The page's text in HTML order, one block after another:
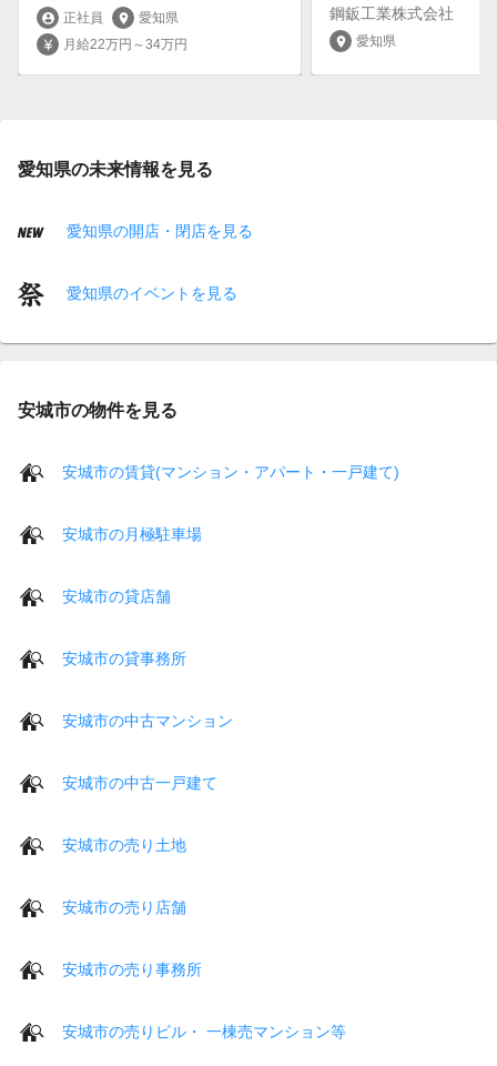
account_circle 正社員 location_on 愛知県
currency_yen 月給22万円～34万円
鋼鈑工業株式会社
location_on 愛知県
愛知県の未来情報を見る
愛知県の開店・閉店を見る
愛知県のイベントを見る
安城市の物件を見る
安城市の賃貸(マンション・アパート・一戸建て)
安城市の月極駐車場
安城市の貸店舗
安城市の貸事務所
安城市の中古マンション
安城市の中古一戸建て
安城市の売り土地
安城市の売り店舗
安城市の売り事務所
安城市の売りビル・ 一棟売マンション等